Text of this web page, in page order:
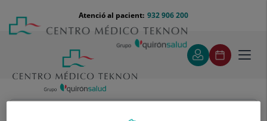
contingut
Menú
teléfono
cabecera
932 906 200
Atenció al pacient: